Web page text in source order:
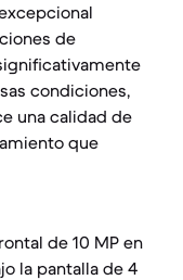
de
condiciones,
una calidad de
que
de 10 MP en
la pantalla de 4